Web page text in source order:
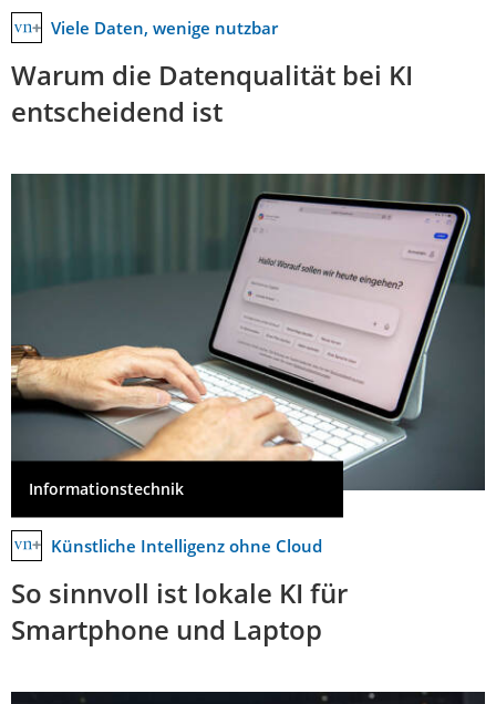
Viele Daten, wenige nutzbar
Warum die Datenqualität bei KI
entscheidend ist
Informationstechnik
Künstliche Intelligenz ohne Cloud
So sinnvoll ist lokale KI für
Smartphone und Laptop